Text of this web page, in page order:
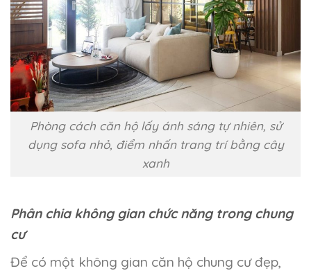
Phòng cách căn hộ lấy ánh sáng tự nhiên, sử
dụng sofa nhỏ, điểm nhấn trang trí bằng cây
xanh
Phân chia không gian chức năng trong chung
cư
Để có một không gian căn hộ chung cư đẹp,